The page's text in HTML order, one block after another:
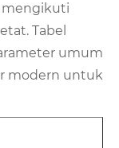
mengikuti
Tabel
umum
modern untuk